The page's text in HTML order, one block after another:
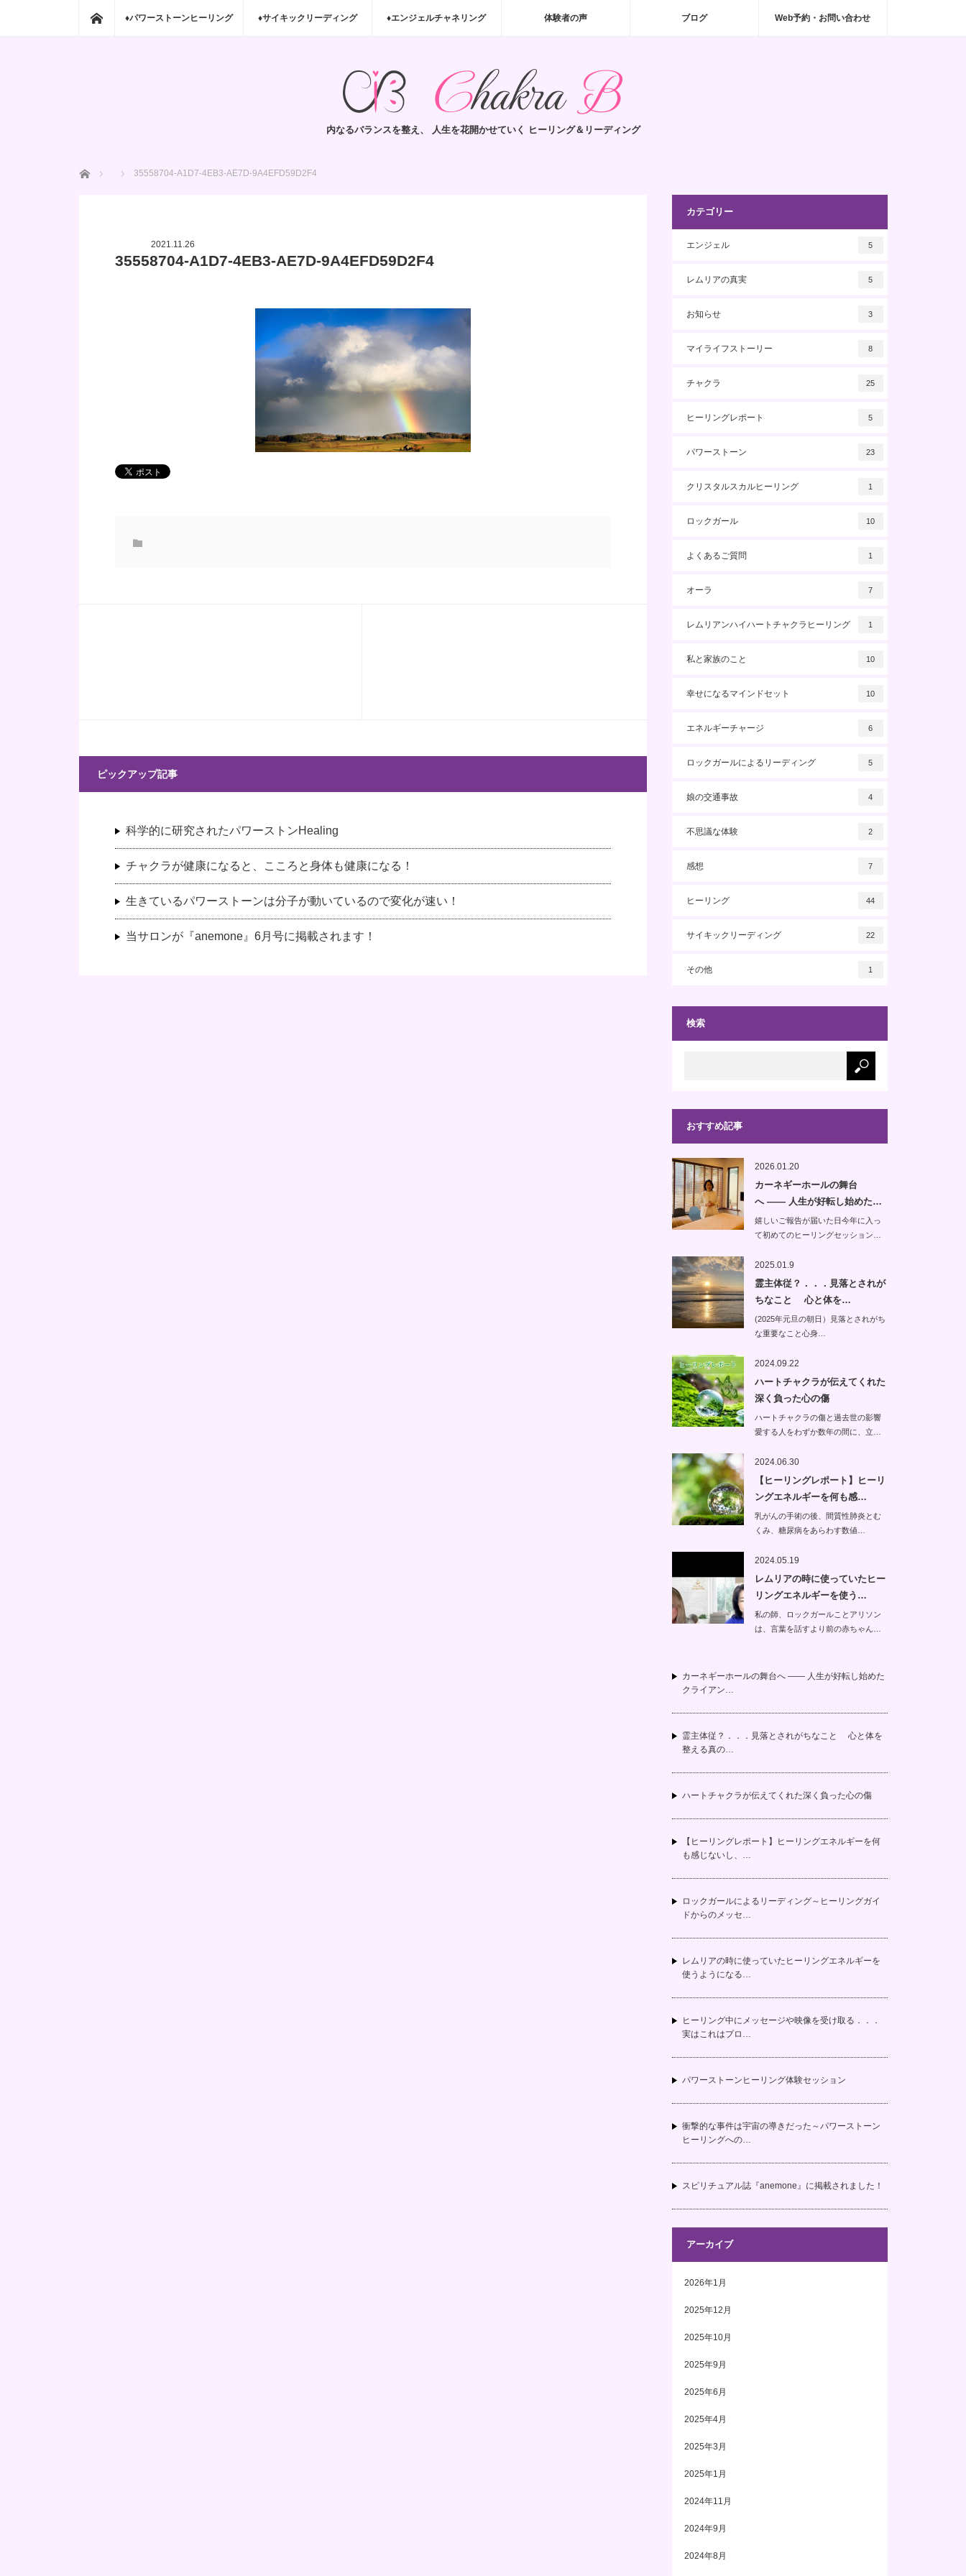
ホーム
♦パワーストーンヒーリング ♦サイキックリーディング ♦エンジェルチャネリング 体験者の声 ブログ Web予約・お問い合わせ
内なるバランスを整え、 人生を花開かせていく ヒーリング＆リーディング
ホーム 35558704-A1D7-4EB3-AE7D-9A4EFD59D2F4
2021.11.26
35558704-A1D7-4EB3-AE7D-9A4EFD59D2F4
ピックアップ記事
科学的に研究されたパワーストンHealing
チャクラが健康になると、こころと身体も健康になる！
生きているパワーストーンは分子が動いているので変化が速い！
当サロンが『anemone』6月号に掲載されます！
カテゴリー
エンジェル 5
レムリアの真実 5
お知らせ 3
マイライフストーリー 8
チャクラ 25
ヒーリングレポート 5
パワーストーン 23
クリスタルスカルヒーリング 1
ロックガール 10
よくあるご質問 1
オーラ 7
レムリアンハイハートチャクラヒーリング 1
私と家族のこと 10
幸せになるマインドセット 10
エネルギーチャージ 6
ロックガールによるリーディング 5
娘の交通事故 4
不思議な体験 2
感想 7
ヒーリング 44
サイキックリーディング 22
その他 1
検索
おすすめ記事
2026.01.20
カーネギーホールの舞台
へ —— 人生が好転し始めた…
嬉しいご報告が届いた日今年に入っ
て初めてのヒーリングセッション…
2025.01.9
霊主体従？．．．見落とされが
ちなこと 心と体を…
(2025年元旦の朝日）見落とされがち
な重要なこと心身…
2024.09.22
ハートチャクラが伝えてくれた
深く負った心の傷
ハートチャクラの傷と過去世の影響
愛する人をわずか数年の間に、立…
2024.06.30
【ヒーリングレポート】ヒーリ
ングエネルギーを何も感…
乳がんの手術の後、間質性肺炎とむ
くみ、糖尿病をあらわす数値…
2024.05.19
レムリアの時に使っていたヒー
リングエネルギーを使う…
私の師、ロックガールことアリソン
は、言葉を話すより前の赤ちゃん…
カーネギーホールの舞台へ —— 人生が好転し始めた
クライアン…
霊主体従？．．．見落とされがちなこと 心と体を
整える真の…
ハートチャクラが伝えてくれた深く負った心の傷
【ヒーリングレポート】ヒーリングエネルギーを何
も感じないし、…
ロックガールによるリーディング～ヒーリングガイ
ドからのメッセ…
レムリアの時に使っていたヒーリングエネルギーを
使うようになる…
ヒーリング中にメッセージや映像を受け取る．．．
実はこれはプロ…
パワーストーンヒーリング体験セッション
衝撃的な事件は宇宙の導きだった～パワーストーン
ヒーリングへの…
スピリチュアル誌『anemone』に掲載されました！
アーカイブ
2026年1月
2025年12月
2025年10月
2025年9月
2025年6月
2025年4月
2025年3月
2025年1月
2024年11月
2024年9月
2024年8月